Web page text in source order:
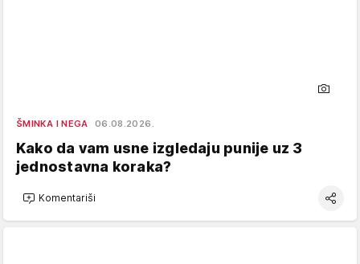
ŠMINKA I NEGA 06.08.2026.
Kako da vam usne izgledaju punije uz 3
jednostavna koraka?
Komentariši